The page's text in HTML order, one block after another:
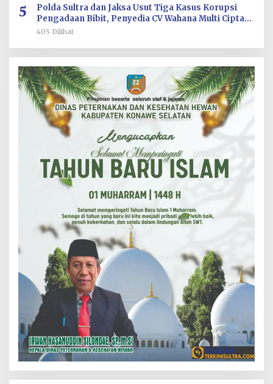
5
Polda Sultra dan Jaksa Usut Tiga Kasus Korupsi
Pengadaan Bibit, Penyedia CV Wahana Multi Cipta
Terperiksa
405 Dilihat